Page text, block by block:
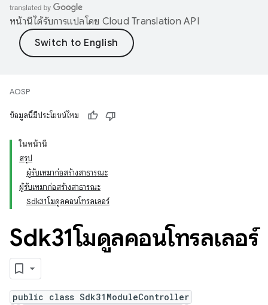
หน้านี้ได้รับการแปลโดย Cloud Translation API
AOSP
ข้อมูลนี้มีประโยชน์ไหม
ในหน้านี้
สรุป
ผู้รับเหมาก่อสร้างสาธารณะ
ผู้รับเหมาก่อสร้างสาธารณะ
Sdk31โมดูลคอนโทรลเลอร์
Sdk31โมดูลคอนโทรลเลอร์
public class Sdk31ModuleController